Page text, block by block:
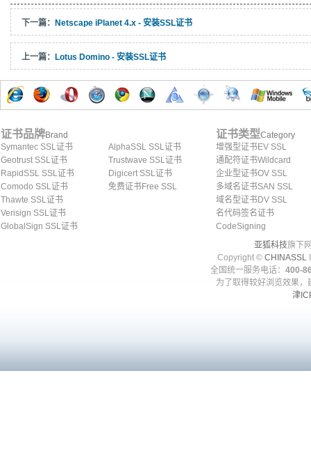
下一篇： Netscape iPlanet 4.x - 安装SSL证书
上一篇： Lotus Domino - 安装SSL证书
证书品牌Brand
Symantec SSL证书
Geotrust SSL证书
RapidSSL SSL证书
Comodo SSL证书
Thawte SSL证书
Verisign SSL证书
GlobalSign SSL证书
AlphaSSL SSL证书
Trustwave SSL证书
Digicert SSL证书
免费证书Free SSL
证书类型Category
增强型证书EV SSL
通配符证书Wildcard
企业型证书OV SSL
多域名证书SAN SSL
域名型证书DV SSL
名代码签名证书
CodeSigning
亚狐科技旗下
Copyright © CHINASSL
全国统一服务电话： 400-
为了取得较好浏览效果
津